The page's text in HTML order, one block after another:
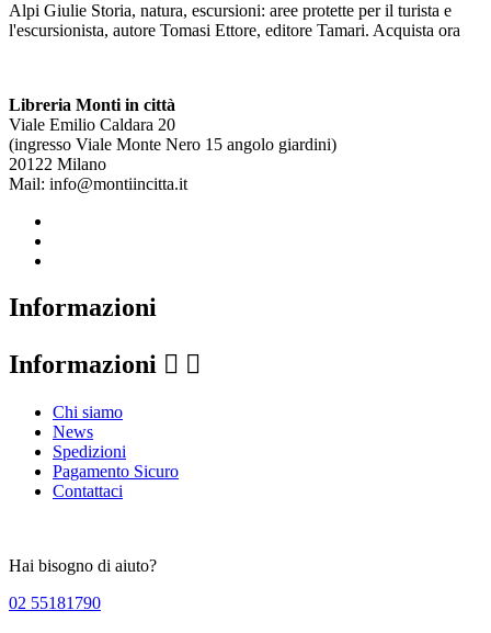
Alpi Giulie Storia, natura, escursioni: aree protette per il turista e
l'escursionista, autore Tomasi Ettore, editore Tamari. Acquista ora
Libreria Monti in città
Viale Emilio Caldara 20
(ingresso Viale Monte Nero 15 angolo giardini)
20122 Milano
Mail: info@montiincitta.it
Informazioni
Informazioni  
Chi siamo
News
Spedizioni
Pagamento Sicuro
Contattaci
Hai bisogno di aiuto?
02 55181790